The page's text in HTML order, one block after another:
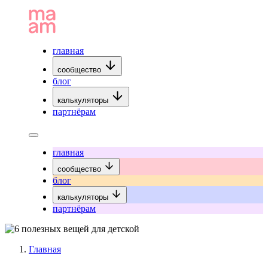
главная
сообщество
блог
калькуляторы
партнёрам
главная
сообщество
блог
калькуляторы
партнёрам
Главная